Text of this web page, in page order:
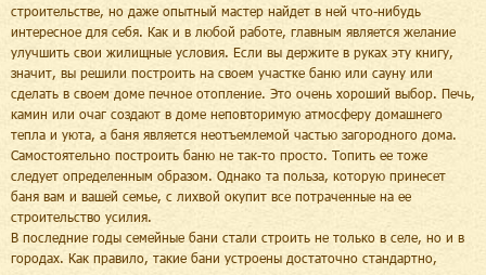
строительстве, но даже опытный мастер найдет в ней что-нибудь
интересное для себя. Как и в любой работе, главным является желание
улучшить свои жилищные условия. Если вы держите в руках эту книгу,
значит, вы решили построить на своем участке баню или сауну или
сделать в своем доме печное отопление. Это очень хороший выбор. Печь,
камин или очаг создают в доме неповторимую атмосферу домашнего
тепла и уюта, а баня является неотъемлемой частью загородного дома.
Самостоятельно построить баню не так-то просто. Топить ее тоже
следует определенным образом. Однако та польза, которую принесет
баня вам и вашей семье, с лихвой окупит все потраченные на ее
строительство усилия.
В последние годы семейные бани стали строить не только в селе, но и в
городах. Как правило, такие бани устроены достаточно стандартно,